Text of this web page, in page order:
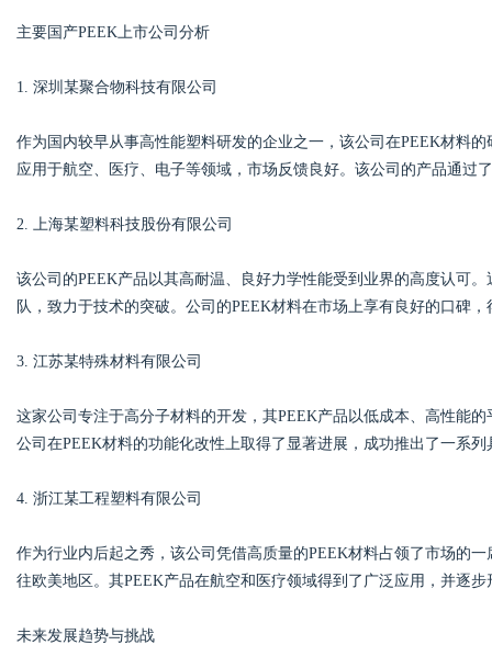
主要国产PEEK上市公司分析
1. 深圳某聚合物科技有限公司
作为国内较早从事高性能塑料研发的企业之一，该公司在PEEK材料
应用于航空、医疗、电子等领域，市场反馈良好。该公司的产品通过
2. 上海某塑料科技股份有限公司
该公司的PEEK产品以其高耐温、良好力学性能受到业界的高度认可
队，致力于技术的突破。公司的PEEK材料在市场上享有良好的口碑
3. 江苏某特殊材料有限公司
这家公司专注于高分子材料的开发，其PEEK产品以低成本、高性能
公司在PEEK材料的功能化改性上取得了显著进展，成功推出了一系
4. 浙江某工程塑料有限公司
作为行业内后起之秀，该公司凭借高质量的PEEK材料占领了市场的
往欧美地区。其PEEK产品在航空和医疗领域得到了广泛应用，并逐
未来发展趋势与挑战